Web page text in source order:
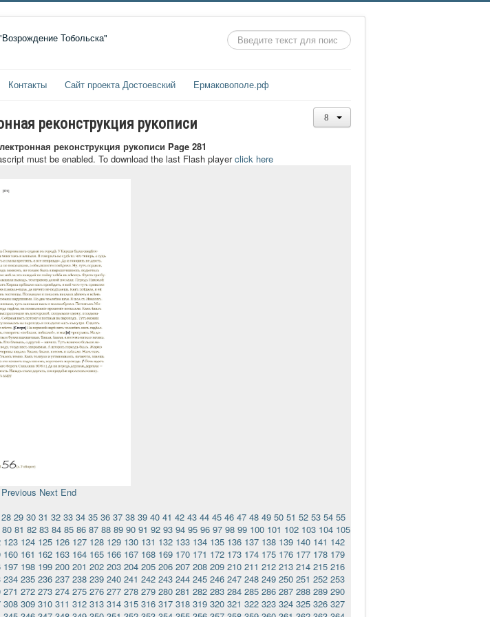
Искать...
Контакты Сайт проекта Достоевский Ермаковополе.рф
реконструкция рукописи
реконструкция рукописи Page 281
must be enabled. To download the last Flash playerclick here
Previous Next End
28 29 30 31 32 33 34 35 36 37 38 39 40 41 42 43 44 45 46 47 48 49 50 51 52 53 54 55
80 81 82 83 84 85 86 87 88 89 90 91 92 93 94 95 96 97 98 99 100 101 102 103 104 105
123 124 125 126 127 128 129 130 131 132 133 134 135 136 137 138 139 140 141 142
160 161 162 163 164 165 166 167 168 169 170 171 172 173 174 175 176 177 178 179
197 198 199 200 201 202 203 204 205 206 207 208 209 210 211 212 213 214 215 216
234 235 236 237 238 239 240 241 242 243 244 245 246 247 248 249 250 251 252 253
271 272 273 274 275 276 277 278 279 280 281 282 283 284 285 286 287 288 289 290
308 309 310 311 312 313 314 315 316 317 318 319 320 321 322 323 324 325 326 327